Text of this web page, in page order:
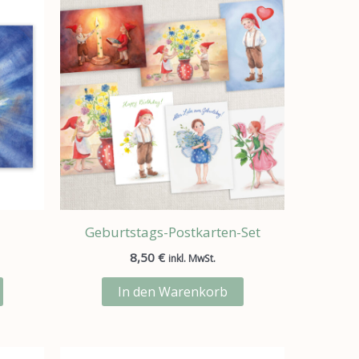
Geburtstags-Postkarten-Set
8,50 € inkl. MwSt.
In den Warenkorb